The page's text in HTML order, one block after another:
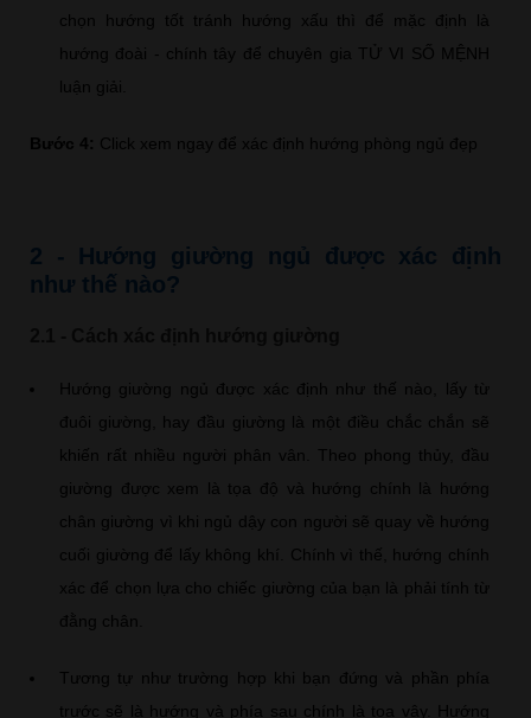
chọn hướng tốt tránh hướng xấu thì để mặc định là
hướng đoài - chính tây để chuyên gia TỬ VI SỐ MỆNH
luận giải.
Bước 4: Click xem ngay để xác định hướng phòng ngủ đẹp
2 - Hướng giường ngủ được xác định
như thế nào?
Hướng giường ngủ được xác định như thế nào, lấy từ
đuôi giường, hay đầu giường là một điều chắc chắn sẽ
khiến rất nhiều người phân vân. Theo phong thủy, đầu
giường được xem là tọa độ và hướng chính là hướng
chân giường vì khi ngủ dậy con người sẽ quay về hướng
cuối giường để lấy không khí. Chính vì thế, hướng chính
xác để chọn lựa cho chiếc giường của bạn là phải tính từ
đằng chân.
Tương tự như trường hợp khi bạn đứng và phần phía
trước sẽ là hướng và phía sau chính là tọa vậy. Hướng